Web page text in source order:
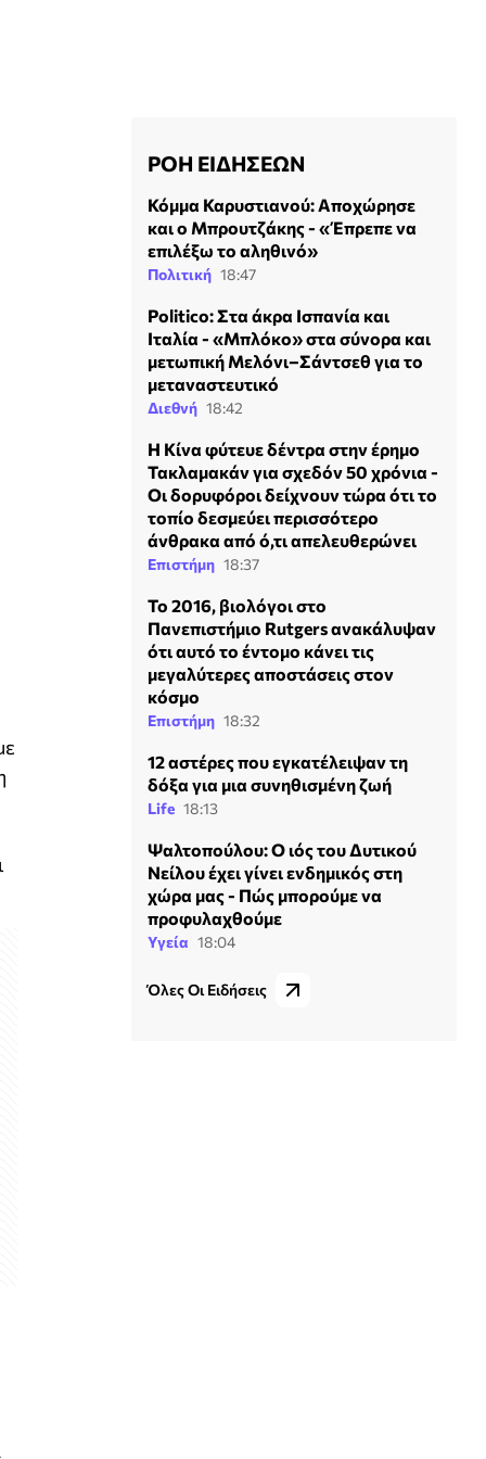
ΡΟΗ ΕΙΔΗΣΕΩΝ
Κόμμα Καρυστιανού: Αποχώρησε
και ο Μπρουτζάκης - «Έπρεπε να
επιλέξω το αληθινό»
Πολιτική 18:47
Politico: Στα άκρα Ισπανία και
Ιταλία - «Μπλόκο» στα σύνορα και
μετωπική Μελόνι–Σάντσεθ για το
μεταναστευτικό
Διεθνή 18:42
Η Κίνα φύτευε δέντρα στην έρημο
Τακλαμακάν για σχεδόν 50 χρόνια -
Οι δορυφόροι δείχνουν τώρα ότι το
τοπίο δεσμεύει περισσότερο
άνθρακα από ό,τι απελευθερώνει
Επιστήμη 18:37
Το 2016, βιολόγοι στο
Πανεπιστήμιο Rutgers ανακάλυψαν
ότι αυτό το έντομο κάνει τις
μεγαλύτερες αποστάσεις στον
κόσμο
Επιστήμη 18:32
12 αστέρες που εγκατέλειψαν τη
δόξα για μια συνηθισμένη ζωή
Life 18:13
Ψαλτοπούλου: Ο ιός του Δυτικού
Νείλου έχει γίνει ενδημικός στη
χώρα μας - Πώς μπορούμε να
προφυλαχθούμε
Υγεία 18:04
Όλες Οι Ειδήσεις